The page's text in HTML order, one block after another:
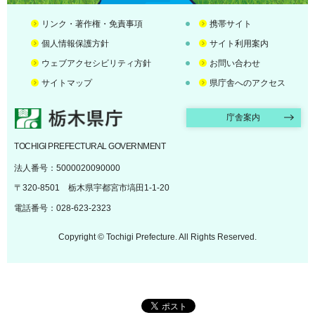
リンク・著作権・免責事項
携帯サイト
個人情報保護方針
サイト利用案内
ウェブアクセシビリティ方針
お問い合わせ
サイトマップ
県庁舎へのアクセス
栃木県庁 庁舎案内
TOCHIGI PREFECTURAL GOVERNMENT
法人番号：5000020090000
〒320-8501 栃木県宇都宮市塙田1-1-20
電話番号：028-623-2323
Copyright © Tochigi Prefecture. All Rights Reserved.